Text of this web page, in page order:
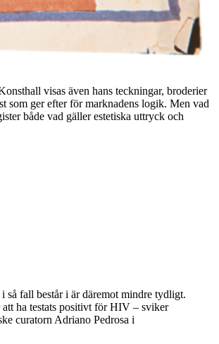
visas även hans teckningar, broderier
som ger efter för marknadens logik. Men vad
både vad gäller estetiska uttryck och
så fall består i är däremot mindre tydligt.
ha testats positivt för HIV – sviker
curatorn Adriano Pedrosa i